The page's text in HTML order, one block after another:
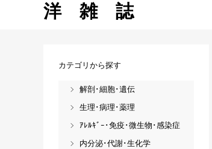
洋雑誌
カテゴリから探す
解剖･細胞･遺伝
生理･病理･薬理
ｱﾚﾙｷﾞｰ･免疫･微生物･感染症
内分泌･代謝･生化学